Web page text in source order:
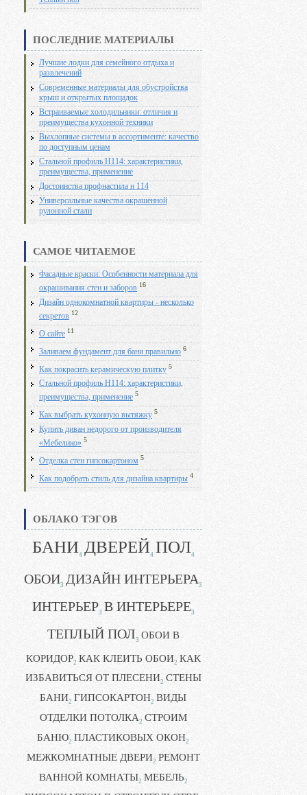
ПОСЛЕДНИЕ МАТЕРИАЛЫ
Лучшие лодки для семейного отдыха и
развлечений
Современные материалы для обустройства
крыш и открытых площадок
Встраиваемые холодильники: отличия и
преимущества кухонной техники
Выхлопные системы в ассортименте: качество
по доступным ценам
Стальной профиль Н114: характеристики,
преимущества, применение
Достоинства профнастила н 114
Универсальные качества окрашенной
рулонной стали
САМОЕ ЧИТАЕМОЕ
Фасадные краски: Особенности материала для
окрашивания стен и заборов 16
Дизайн однокомнатной квартиры - несколько
секретов 12
О сайте 11
Заливаем фундамент для бани правильно 6
Как покрасить керамическую плитку 5
Стальной профиль Н114: характеристики,
преимущества, применение 5
Как выбрать кухонную вытяжку 5
Купить диван недорого от производителя
«Мебелико» 5
Отделка стен гипсокартоном 5
Как подобрать стиль для дизайна квартиры 4
ОБЛАКО ТЭГОВ
БАНИ4 ДВЕРЕЙ4 ПОЛ4
ОБОИ3 ДИЗАЙН ИНТЕРЬЕРА3
ИНТЕРЬЕР3 В ИНТЕРЬЕРЕ3
ТЕПЛЫЙ ПОЛ3 ОБОИ В
КОРИДОР2 КАК КЛЕИТЬ ОБОИ2 КАК
ИЗБАВИТЬСЯ ОТ ПЛЕСЕНИ2 СТЕНЫ
БАНИ2 ГИПСОКАРТОН2 ВИДЫ
ОТДЕЛКИ ПОТОЛКА2 СТРОИМ
БАНЮ2 ПЛАСТИКОВЫХ ОКОН2
МЕЖКОМНАТНЫЕ ДВЕРИ2 РЕМОНТ
ВАННОЙ КОМНАТЫ2 МЕБЕЛЬ2